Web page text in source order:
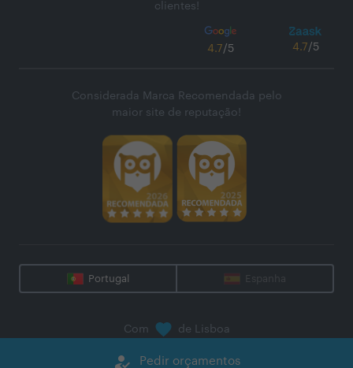
how_to_reg Pedir orçamentos
clientes!
4.7/5 4.7/5
Considerada Marca Recomendada pelo
maior site de reputação!
Portugal Espanha
Com de Lisboa
Zaask - Plataforma Digital, S.A.